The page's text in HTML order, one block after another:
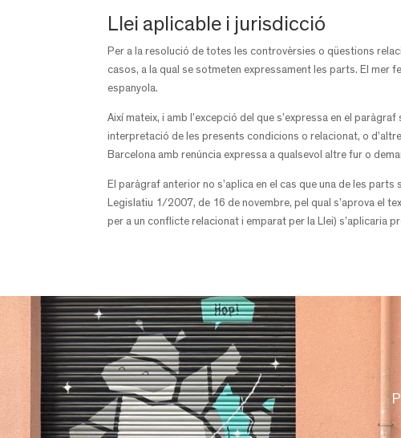
Llei aplicable i jurisdicció
Per a la resolució de totes les controvèrsies o qüestions
casos, a la qual se sotmeten expressament les parts. El
espanyola.
Així mateix, i amb l’excepció del que s’expressa en el
interpretació de les presents condicions o relacionat, o
Barcelona amb renúncia expressa a qualsevol altre fur o
El paràgraf anterior no s’aplica en el cas que una de les
Legislatiu 1/2007, de 16 de novembre, pel qual s’aprova el
per a un conflicte relacionat i emparat per la Llei) s’aplicaria